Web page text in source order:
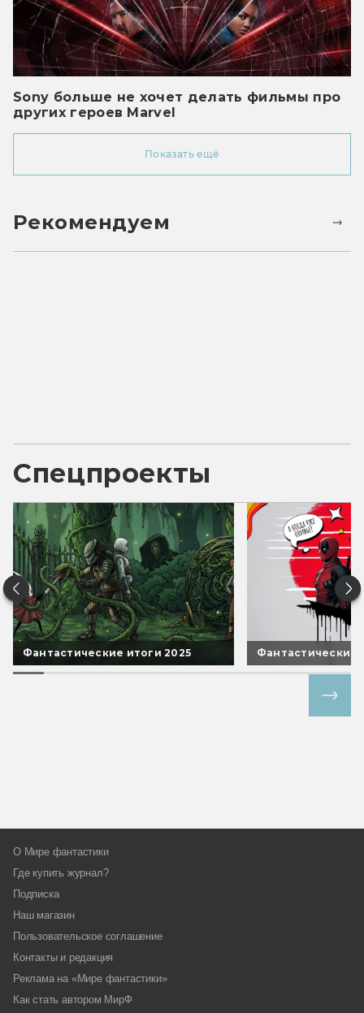
Sony больше не хочет делать фильмы про
других героев Marvel
Показать ещё
Рекомендуем
Спецпроекты
Фантастические итоги 2025 Фантастические
О Мире фантастики
Где купить журнал?
Подписка
Наш магазин
Пользовательское соглашение
Контакты и редакция
Реклама на «Мире фантастики»
Как стать автором МирФ